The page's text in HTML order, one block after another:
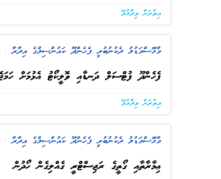
އިތުރަށް ވިދާޅުވޭ
މާޅޮސްމަޑުލު ދެކުނުބުރީ ފެހެންދޫ ކައުންސިލްގެ އިދާރާ . 2 މަސް ކުރިން
ފެހެންދޫ ފުޓްސަލް ދަނޑާއި ވޮލީކޯޓު އެޅުމަށް
އިތުރަށް ވިދާޅުވޭ
މާޅޮސްމަޑުލު ދެކުނުބުރީ ފެހެންދޫ ކައުންސިލްގެ އިދާރާ . 2 މަސް ކުރިން
ޢިމާރާތާއި ގޯތީގެ ރަޖިސްޓްރީ ގެއްލިގެން ހޯދުން